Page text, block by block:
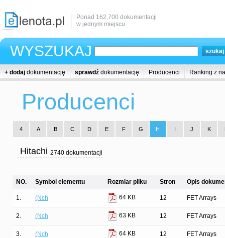
Ponad 162,700 dokumentacji
w jednym miejscu
WYSZUKAJ
+ dodaj dokumentację sprawdź dokumentację Producenci Ranking z
Producenci
4 A B C D E F G H I J K
Hitachi 2740 dokumentacji
NO. Symbol elementu Rozmiar pliku Stron Opis
1. (Nch 64 KB 12 FET Arrays
2. (Nch 63 KB 12 FET Arrays
3. (Nch 64 KB 12 FET Arrays